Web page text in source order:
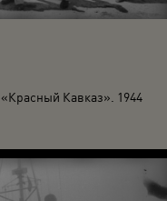
Кавказ». 1944